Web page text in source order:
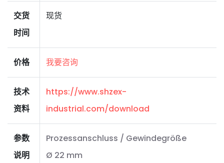
交货
时间
现货
价格 我要咨询
技术
资料
https://www.shzex-
industrial.com/download
参数
说明
Prozessanschluss / Gewindegröße
Ø 22 mm